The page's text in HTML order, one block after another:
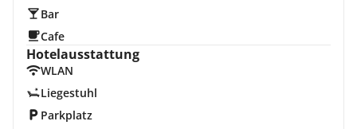
Bar
Cafe
Hotelausstattung
WLAN
Liegestuhl
Parkplatz